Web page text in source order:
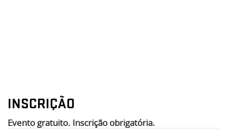
INSCRIÇÃO
Evento gratuito. Inscrição obrigatória.